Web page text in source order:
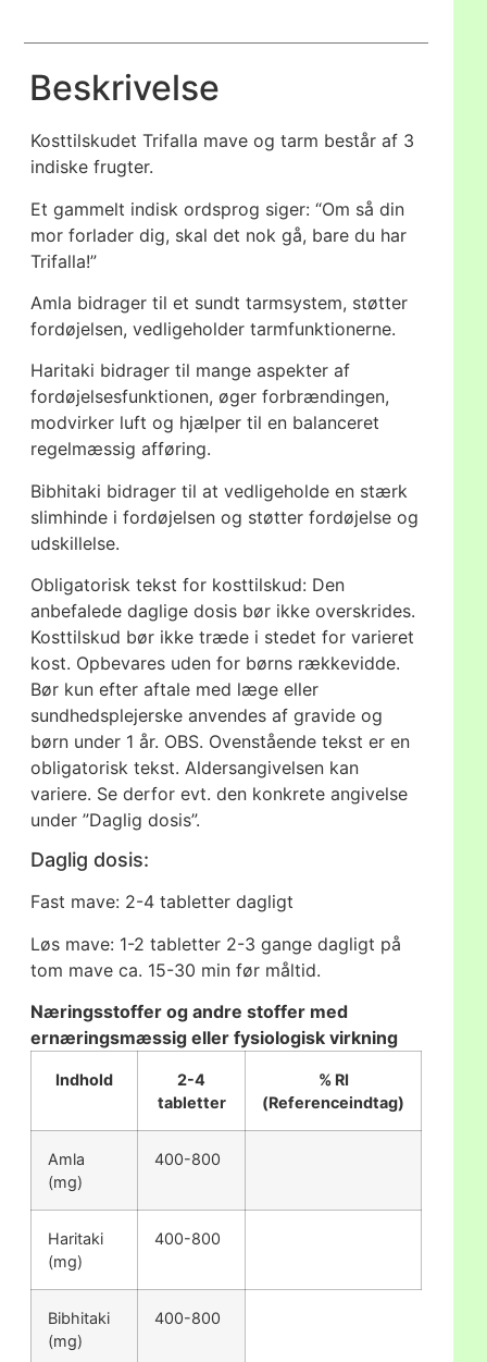
Beskrivelse
Kosttilskudet Trifalla mave og tarm består af 3
indiske frugter.
Et gammelt indisk ordsprog siger: “Om så din
mor forlader dig, skal det nok gå, bare du har
Trifalla!”
Amla bidrager til et sundt tarmsystem, støtter
fordøjelsen, vedligeholder tarmfunktionerne.
Haritaki bidrager til mange aspekter af
fordøjelsesfunktionen, øger forbrændingen,
modvirker luft og hjælper til en balanceret
regelmæssig afføring.
Bibhitaki bidrager til at vedligeholde en stærk
slimhinde i fordøjelsen og støtter fordøjelse og
udskillelse.
Obligatorisk tekst for kosttilskud: Den
anbefalede daglige dosis bør ikke overskrides.
Kosttilskud bør ikke træde i stedet for varieret
kost. Opbevares uden for børns rækkevidde.
Bør kun efter aftale med læge eller
sundhedsplejerske anvendes af gravide og
børn under 1 år. OBS. Ovenstående tekst er en
obligatorisk tekst. Aldersangivelsen kan
variere. Se derfor evt. den konkrete angivelse
under ”Daglig dosis”.
Daglig dosis:
Fast mave: 2-4 tabletter dagligt
Løs mave: 1-2 tabletter 2-3 gange dagligt på
tom mave ca. 15-30 min før måltid.
Næringsstoffer og andre stoffer med
ernæringsmæssig eller fysiologisk virkning
Indhold
2-4
tabletter
% RI
(Referenceindtag)
Amla
(mg)
400-800
Haritaki
(mg)
400-800
Bibhitaki
(mg)
400-800